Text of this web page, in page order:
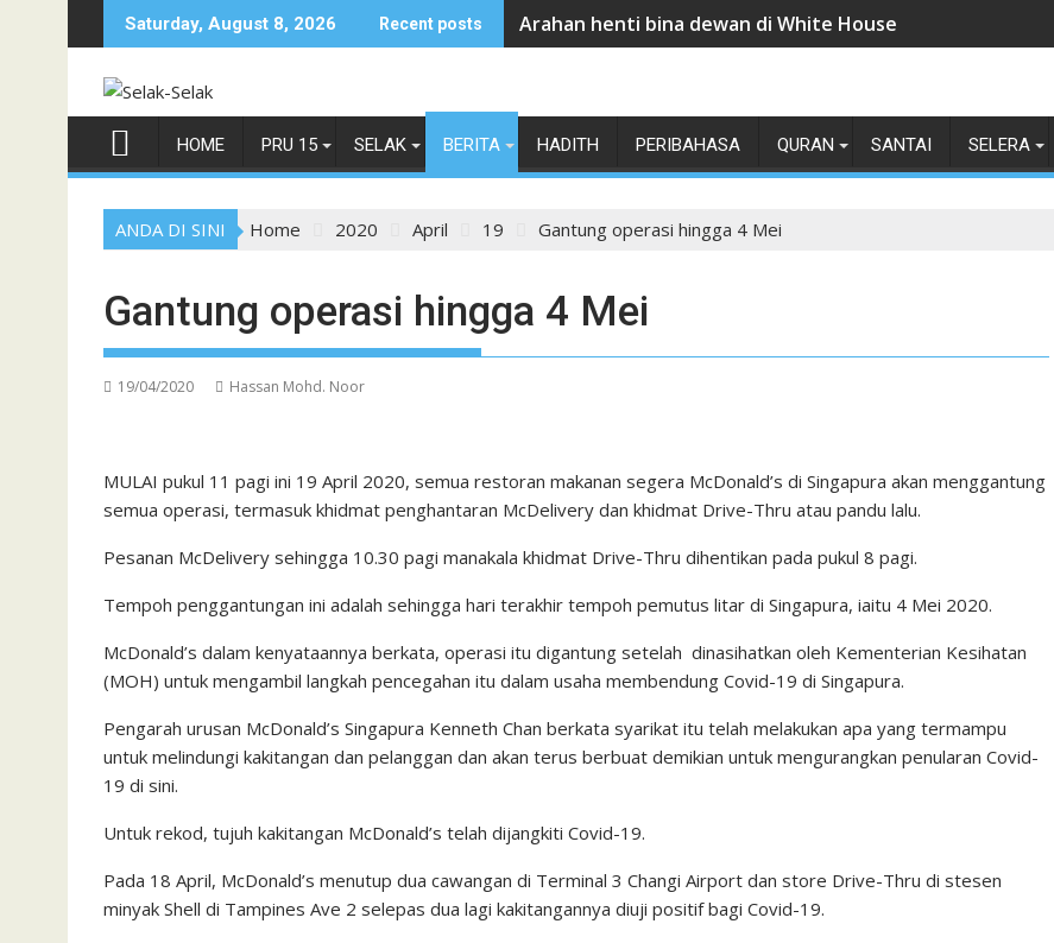
to
Saturday, August 8, 2026 Recent posts Arahan henti bina dewan di White House
HOME PRU 15 SELAK BERITA HADITH PERIBAHASA QURAN SANTAI SELERA
ANDA DI SINI Home 2020 April 19 Gantung operasi hingga 4 Mei
Gantung operasi hingga 4 Mei
19/04/2020 Hassan Mohd. Noor
MULAI pukul 11 pagi ini 19 April 2020, semua restoran makanan segera McDonald’s di Singapura akan menggantung
semua operasi, termasuk khidmat penghantaran McDelivery dan khidmat Drive-Thru atau pandu lalu.
Pesanan McDelivery sehingga 10.30 pagi manakala khidmat Drive-Thru dihentikan pada pukul 8 pagi.
Tempoh penggantungan ini adalah sehingga hari terakhir tempoh pemutus litar di Singapura, iaitu 4 Mei 2020.
McDonald’s dalam kenyataannya berkata, operasi itu digantung setelah dinasihatkan oleh Kementerian Kesihatan
(MOH) untuk mengambil langkah pencegahan itu dalam usaha membendung Covid-19 di Singapura.
Pengarah urusan McDonald’s Singapura Kenneth Chan berkata syarikat itu telah melakukan apa yang termampu
untuk melindungi kakitangan dan pelanggan dan akan terus berbuat demikian untuk mengurangkan penularan Covid-
19 di sini.
Untuk rekod, tujuh kakitangan McDonald’s telah dijangkiti Covid-19.
Pada 18 April, McDonald’s menutup dua cawangan di Terminal 3 Changi Airport dan store Drive-Thru di stesen
minyak Shell di Tampines Ave 2 selepas dua lagi kakitangannya diuji positif bagi Covid-19.